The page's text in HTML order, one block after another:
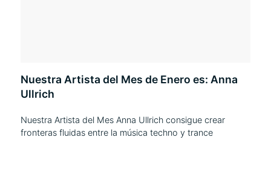
Nuestra Artista del Mes de Enero es: Anna
Ullrich
Nuestra Artista del Mes Anna Ullrich consigue crear
fronteras fluidas entre la música techno y trance